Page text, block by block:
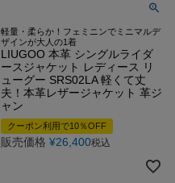
軽量・柔らか！フェミニンでミニマルデ
ザインが大人の1着
LIUGOO 本革 シングルライダ
ースジャケット レディース リ
ューグー SRS02LA 軽くて丈
夫！本革レザージャケット 革ジ
ャン
クーポン利用で10％OFF
販売価格 ¥26,400税込